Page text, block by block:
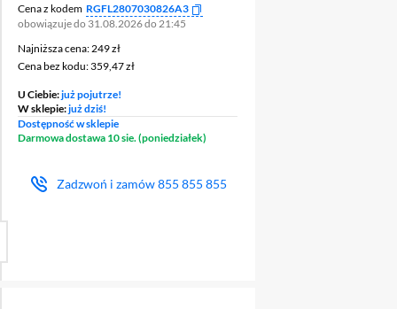
Cena z kodem RGFL2807030826A3
obowiązuje do 31.08.2026 do 21:45
Najniższa cena: 249 zł
Najniższa cena: 249 zł
Cena bez kodu: 359,47 zł
Cena bez kodu:359,47 zł
U Ciebie:już pojutrze!
W sklepie:już dziś!
Dostępność w sklepie
Darmowa dostawa 10 sie. (poniedziałek)
Zadzwoń i zamów855 855 855